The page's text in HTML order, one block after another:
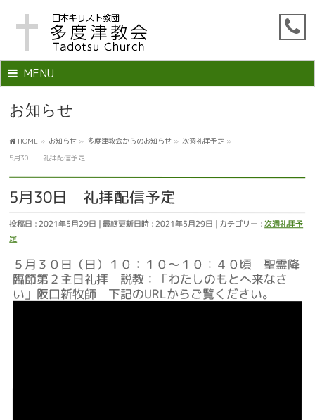
MENU
お知らせ
HOME » お知らせ » 多度津教会からのお知らせ » 次週礼拝予定 »
5月30日 礼拝配信予定
5月30日 礼拝配信予定
投稿日 : 2021年5月29日 最終更新日時 : 2021年5月29日 カテゴリー :次週礼拝予
定
５月３０日（日）１０：１０～１０：４０頃 聖霊降
臨節第２主日礼拝 説教：「わたしのもとへ来なさ
い」阪口新牧師 下記のURLからご覧ください。